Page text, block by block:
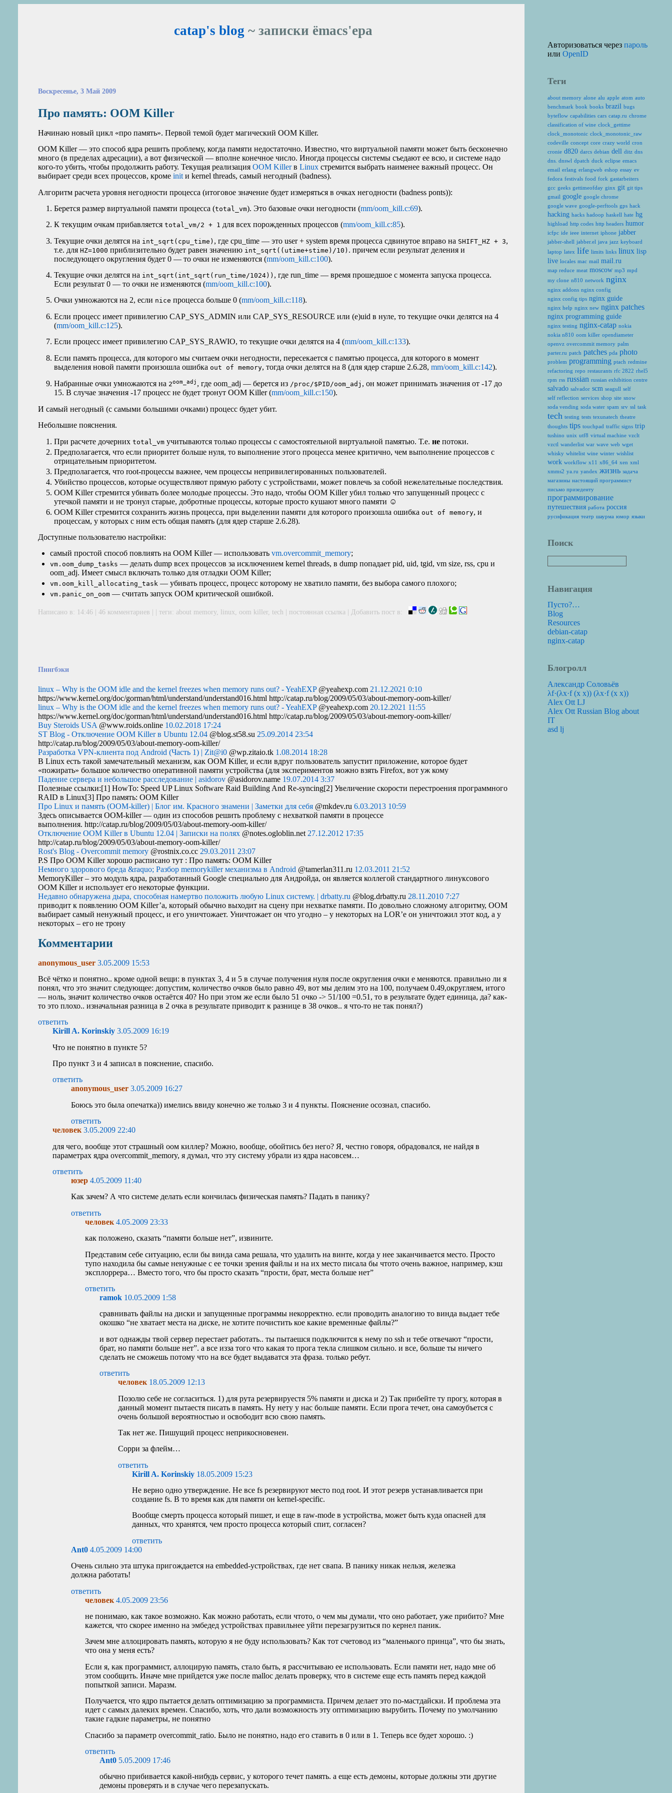
catap's blog ~ записки ёmacs'ера
Воскресенье, 3 Май 2009
Про память: OOM Killer
Начинаю новый цикл «про память». Первой темой будет магическийOOM Killer.
OOM Killer — это способ ядра решить проблему, когда памяти недостаточно. Известно, что виртуальной памяти может быть бесконечно
много (в пределах адресации), а вот физической — вполне конечное число. Иногда процессы системы съедают ее всю, и системе надо
кого‑то убить, чтобы продолжить работу. Текущая реализацияOOM KillerвLinux стремится выбрать наименее важный процесс. Он
выбирает среди всех процессов, кромеinit и kernel threads, самый негодный (badness).
Алгоритм расчета уровня негодности процесса (итоговое значение будет измеряться в очках негодности (badness ponts)):
Берется размер виртуальной памяти процесса (total_vm). Это базовые очки негодности (mm/oom_kill.c:69).
К текущим очкам прибавляетсяtotal_vm/2 + 1 для всех порожденных процессов (mm/oom_kill.c:85).
Текущие очки делятся на int_sqrt(cpu_time) , где cpu_time — это user + system время процесса сдвинутое вправо на SHIFT_HZ + 3,
т.е. дляHZ=1000 приблизительно будет равен значению int_sqrt((utime+stime)/10) . причем если результат деления и
последующего округления будет 0 — то очки не изменяются (mm/oom_kill.c:100).
Текущие очки делятся на int_sqrt(int_sqrt(run_time/1024)) , где run_time — время прошедшое с момента запуска процесса.
Если результат 0 — то очки не изменяются (mm/oom_kill.c:100).
Очки умножаются на 2, если nice процесса больше 0 (mm/oom_kill.c:118).
Если процесс имеет привилегию CAP_SYS_ADMIN или CAP_SYS_RESOURCE или (e)uid в нуле, то текущие очки делятся на 4
(mm/oom_kill.c:125).
Если процесс имеет привилегию CAP_SYS_RAWIO, то текущие очки делятся на 4 (mm/oom_kill.c:133).
Если память процесса, для которого мы считаем очки негодности, пересекается с памятью процесса, для которого в момент
выделения новой памяти произошла ошибка out of memory, тогда очки делятся на 8 (для ядер старше 2.6.28,mm/oom_kill.c:142).
Набранные очки умножаются на 2oom_adj , где oom_adj — берется из /proc/$PID/oom_adj , он может принимать значения от -17 до
15. В случае значения -17 процесс не будет тронутOOM Killer (mm/oom_kill.c:150).
И самый негодный (с самыми большими очками) процесс будет убит.
Небольшие пояснения.
При расчете дочернихtotal_vm учитываются только процессы с самостоятельной виртуальной памятью. Т.е.не потоки.
Предполагается, что если приоритет больше нуля, то выполнение этого процесса менее критично, чем выполнение процессов с
отрицательным приоритетом.
Предполагается, что root-процессы важнее, чем процессы непривилегированных пользователей.
Убийство процессов, которые осуществляют прямую работу с устройствами, может повлечь за собой нежелательные последствия.
OOM Killer стремится убивать более молодые процессы. Это надо, чтобыOOM Killer убил только что запущенный процесс с
утечкой памяти и не тронул старые, добротные процессы, которые просто кушают много памяти ☺
OOM Killer стремится сохранить жизнь процесса, при выделении памяти для которого произошла ошибка out of memory, и
процессам, у которых с ним есть общая память (для ядер старше 2.6.28).
Доступные пользователю настройки:
самый простой способ повлиять наOOM Killer — использоватьvm.overcommit_memory;
vm.oom_dump_tasks — делать dump всех процессов за исключением kernel threads, в dump попадает pid, uid, tgid, vm size, rss, cpu и
oom_adj. Имеет смысл включать только для отладкиOOM Killer;
vm.oom_kill_allocating_task — убивать процесс, процесс которому не хватило памяти, без выбора самого плохого;
vm.panic_on_oom — считать запускOOM критической ошибкой.
Написано в: 14:46 |46 комментариев | | теги: about memory, linux oom killer, tech | постоянная ссылка | Добавить пост в:
Пингбэки
linux – Why is the OOM idle and the kernel freezes when memory runs out? - YeahEXP @yeahexp.com 21.12.2021 0:10
https://www.kernel.org/doc/gorman/html/understand/understand016.html http://catap.ru/blog/2009/05/03/about-memory-oom-killer/
linux – Why is the OOM idle and the kernel freezes when memory runs out? - YeahEXP @yeahexp.com 20.12.2021 11:55
https://www.kernel.org/doc/gorman/html/understand/understand016.html http://catap.ru/blog/2009/05/03/about-memory-oom-killer/
Buy Steroids USA @www.roids.online 10.02.2018 17:24
ST Blog - Отключение OOM Killer в Ubuntu 12.04 @blog.st58.su 25.09.2014 23:54
http://catap.ru/blog/2009/05/03/about-memory-oom-killer/
Разработка VPN-клиента под Android (Часть 1) | Zit@i0 @wp.zitaio.tk 1.08.2014 18:28
В Linux есть такой замечательный механизм, какOOM Killer, и если вдруг пользователь запустит приложение, которое будет
«пожирать» большое количество оперативной памяти устройства (для экспериментов можно взять Firefox, вот уж кому
Падение сервера и небольшое расследование | asidorov @asidorov.name 19.07.2014 3:37
Полезные ссылки:[1] HowTo: SpeedUPLinux Software Raid Building And Re-syncing[2] Увеличение скорости перестроения программного
RAID в Linux[3] Про память:OOM Killer
Про Linux и память (OOM-killer) | Блог им. Красного знамени | Заметки для себя @mkdev.ru 6.03.2013 10:59
Здесь описываетсяOOM-killer — один из способов решить проблему с нехваткой памяти в процессе
выполнения. http://catap.ru/blog/2009/05/03/about-memory-oom-killer/
Отключение OOM Killer в Ubuntu 12.04 | Записки на полях @notes.ogloblin.net 27.12.2012 17:35
http://catap.ru/blog/2009/05/03/about-memory-oom-killer/
Rost's Blog - Overcommit memory @rostnix.co.cc 29.03.2011 23:07
P.S ПроOOM Killer хорошо расписано тут : Про память:OOM Killer
Немного здорового бреда &raquo; Разбор memorykiller механизма в Android @tamerlan311.ru 12.03.2011 21:52
MemoryKiller – это модуль ядра, разработанный Google специально для Андройда, он является коллегой стандартного линуксового
OOM Killer и использует его некоторые функции.
Недавно обнаружена дыра, способная намертво положить любую Linux систему. | drbatty.ru @blog.drbatty.ru 28.11.2010 7:27
приводит к появлениюOOM Killer’а, который обычно выходит на сцену при нехватке памяти. По довольно сложному алгоритму,OOM
выбирает самый ненужный процесс, и его уничтожает. Уничтожает он что угодно – у некоторых наLOR’е он уничтожил этот код, а у
некоторых – его не трону
Комментарии
anonymous_user3.05.2009 15:53
Всё чётко и понятно.. кроме одной вещи: в пунктах 3, 4 и 5 в случае получения нуля после округления очки е меняются. правильно ли я
понял, что это значит следующее: допустим, количество очков было равно 49, вот мы делим это на 100, получаем 0.49,округляем, итого
— ноль, значит количество очков остаётся 40? Но при этом же если было 51 очко -> 51/100 =0.51, то в результате будет единица, да? как-
то это плохо.. изначальная разница в 2 очка в результате приводит к разнице в 38 очков.. я что-то не так понял?)
ответить
Kirill A. Korinskiy 3.05.2009 16:19
Что не понятно в пункте 5?
Про пункт 3 и 4 записал в пояснение, спасибо.
ответить
anonymous_user3.05.2009 16:27
Боюсь это была опечатка)) имелись ввиду конечно же только 3 и 4 пункты. Пояснение осознал, спасибо.
ответить
человек 3.05.2009 22:40
для чего, вообще этот страшный оом киллер? Можно, вообще, обойтись без него? Я, честно говоря, обрадовался, не найдя в
параметрах ядра overcommit_memory, я думал, что эту систему убрали из ядра насовсем…
ответить
юзер4.05.2009 11:40
Как зачем? А что системе делать если кончилась физическая память? Падать в панику?
ответить
человек4.05.2009 23:33
как положено, сказать “памяти больше нет”, извините.
Представим себе ситуацию, если бы винда сама решала, что удалить на винте, когда у нее заканчивается место. Просто
тупо находила бы самые ненужные с ее точки зрения файлы и на их место писала бы чтото очень важное, например, кэш
эксплоррера… Вместо того, что бы просто сказать “прости, брат, места больше нет”
ответить
ramok 10.05.2009 1:58
сравнивать файлы на диски и запущенные программы некорректно. если проводить аналогию то винда выдает тебе
окошко “не хватает места на диске, не хотите почистить кое какие временные файлы?”
и вот однажды твой сервер перестает работать.. ты пытаешся подключится к нему по ssh и тебе отвечают “прости,
брат, но памяти больше нет”. а все изза того что какая то прога текла слишком сильно. и все, больше ты ничего
сделать не сможешь потому что на все будет выдаватся эта фраза. только ребут.
ответить
человек 18.05.2009 12:13
Позолю себе не согласиться. 1) для рута резервируестя 5% памяти и диска и 2) Так прибейте ту прогу, которая в
данный момент пытаестя писать в память. Ну нету у нас больше памяти. Если прога течет, она самоубъется с
очень большой вероятностью и освободит всю свою память.
Так нет же. Пишущий процесс неприкосновенен.
Сорри за флейм…
ответить
Kirill A. Korinskiy 18.05.2009 15:23
Не верно одно утверждение. Не все fs резервируют место под root. И этот резерв устанавливается при
создание fs. В то время как для памяти он kernel-specific.
Вообще смерть процесса который пишет, и еще в raw-mode в устройства, может быть куда опасней для
данных, что хранятся, чем просто процесса который спит, согласен?
ответить
Ant0 4.05.2009 14:00
Очень сильно эта штука пригождается на embedded-устройствах, где нет свапа. В панику никак нельзя, железка
должна работать!
ответить
человек4.05.2009 23:56
не понимаю, как такое возможно. Как можно работать, если чтото, о чем мы думали, что оно работает, уже прибито? Мне
кажется, что скорее именно на эмбедед устройствах правильнее уйти перезагрузиться по кернел паник.
Зачем мне аллоцировать память, которую я не буду использовать? Как тот счетовод из “маленького принца”, что бы знать,
что она у меня есть?
Если я, как программист, аллоцирую память, стало быть, я рассчитываю ее использовать. Если памяти нет, надо мне об
этом сообщить. Иначе мне прийдется уже после malloc делать проверку, что в системе еще есть память перед каждой
попыткой записи. Маразм.
Получается, что ядро пытается делать оптимизацию за программиста. Причем делает это по-мастдайски. И проблема эта
идет с самых далеких времен. Спасибо, хоть, что дали возможность эту оптимизацию вырубить. Почему по умолчанию
такие гадкие параметры, не понятно
Спасибо за параметр overcommit_ratio. Было не понятно, надо его ставить в 0 или в 1. Теперь все будет хорошо. :)
ответить
Ant0 5.05.2009 17:46
обычно прибивается какой-нибудь сервис, у которого течет память. а еще есть демоны, которые должны эти другие
демоны проверять и в случае чего перезапускать.
Авторизоваться черезпароль
илиOpenID
Теги
about memory alone alu apple atom auto
benchmark book books brazil bugs
byteflow capabilities cars catap.ru chrome
classification of wine clock_gettime
clock_monotonic clock_monotonic_raw
codeville concept core crazy world cron
cronie d820 darcs debian dell ditz dns
dns. dnswl dpatch duck eclipse emacs
email erlang erlangweb eshop essay ev
fedora festivals food fork gastarbeiters
gcc geeks gettimeofday ginx git git tips
gmail google google chrome
google wave google-perftools gps hack
hacking hacks hadoop haskell hate hg
highload http codes http headers humor
icfpc ide ieee internet iphone jabber
jabber-shell jabber.el java jazz keyboard
laptop latex life limits links linux lisp
live locales mac mail mail.ru
map reduce meat moscow mp3 mpd
my clone n810 network nginx
nginx addons nginx config
nginx config tips nginx guide
nginx help nginx new nginx patches
nginx programming guide
nginx testing nginx-catap nokia
nokia n810 oom killer opendiameter
openvz overcommit memory palm
parter.ru patch patches pda photo
problem programming ptach redmine
refactoring repo restaurants rfc 2822 rhel5
rpm rss russian russian exhibition centre
salvado salvador scm seagull self
self reflection services shop site snow
soda vending soda water spam srv ssl task
tech testing tests texunatech theatre
thoughts tips touchpad traffic signs trip
tushino unix utf8 virtual machine vzclt
vzctl wanderlist war wave web wget
whisky whitelist wine winter wishlist
work workflow x11 x86_64 xen xml
xmms2 ya.ru yandex жизнь задача
магазины настоящий программист
письмо призеденту
программирование
путешествия работа россия
русификация театр шаурма юмор языки
Поиск
Навигация
Пусто?…
Blog
Resources
debian-catap
nginx-catap
Блогролл
Александр Соловьёв
λf·(λx·f (x x)) (λx·f (x x))
Alex Ott LJ
Alex Ott Russian Blog about
IT
asd lj